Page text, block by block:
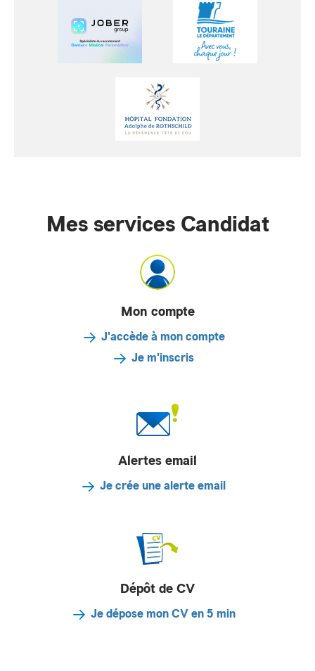
Mes services Candidat
Mon compte
J'accède à mon compte
Je m'inscris
Alertes email
Je crée une alerte email
Dépôt de CV
Je dépose mon CV en 5 min